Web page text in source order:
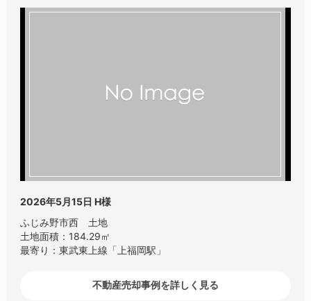
2026年5月15日 H様
ふじみ野市西 土地
土地面積：184.29㎡
最寄り：東武東上線「上福岡駅」
不動産売却事例を詳しく見る